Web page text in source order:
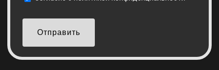
Отправить